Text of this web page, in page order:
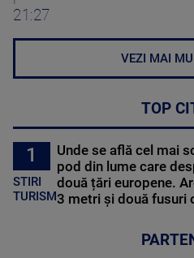
21:27
VEZI MAI
TOP
1
STIRI
TURISM
Unde se află cel mai
pod din lume care
două țări europene.
3 metri și două fusuri